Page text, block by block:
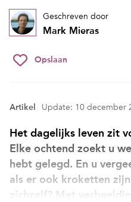
Geschreven door
Mark Mieras
Opslaan
Artikel Update: 10 december
Het dagelijks leven zit
Elke ochtend zoekt u
hebt gelegd. En u
als er ook kroketten
zichzelf? Met